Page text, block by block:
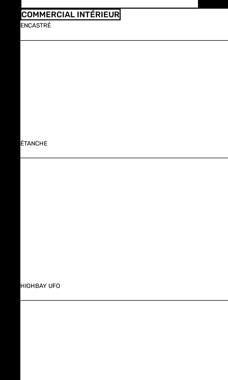
COMMERCIAL INTÉRIEUR
ENCASTRÉ
ÉTANCHE
HIGHBAY UFO